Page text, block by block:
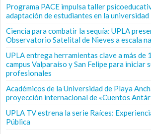
Programa PACE impulsa taller
adaptación de estudiantes en la universidad
Ciencia para combatir la sequía: UPLA
Observatorio Satelital de Nieves a escala
UPLA entrega herramientas clave a más de
campus Valparaíso y San Felipe para iniciar
profesionales
Académicos de la Universidad de Playa
proyección internacional de «Cuentos
UPLA TV estrena la serie Raíces:
Pública